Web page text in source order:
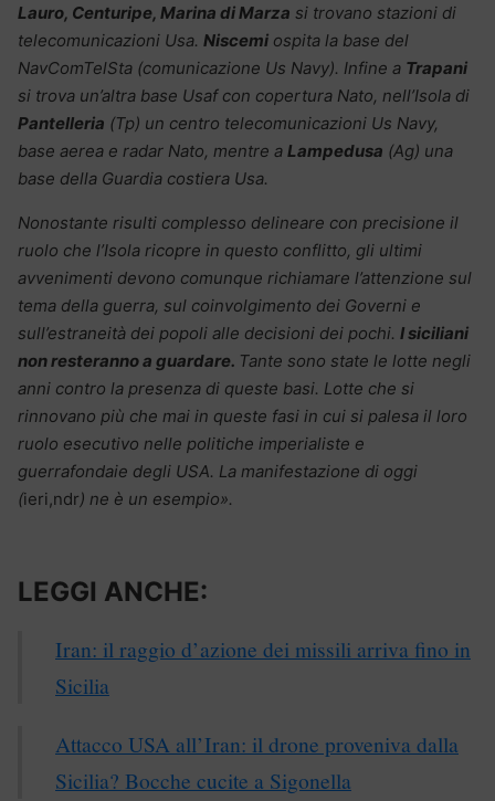
Lauro, Centuripe, Marina di Marza si trovano stazioni di
telecomunicazioni Usa. Niscemi ospita la base del
NavComTelSta (comunicazione Us Navy). Infine a Trapani
si trova un’altra base Usaf con copertura Nato, nell’Isola di
Pantelleria (Tp) un centro telecomunicazioni Us Navy,
base aerea e radar Nato, mentre a Lampedusa (Ag) una
base della Guardia costiera Usa.
Nonostante risulti complesso delineare con precisione il
ruolo che l’Isola​ ricopre in questo conflitto, gli ultimi
avvenimenti devono comunque richiamare l’attenzione sul
tema della guerra, sul coinvolgimento dei Governi e
sull’estraneità dei popoli alle decisioni dei pochi. I siciliani
non resteranno a guardare. Tante sono state le lotte negli
anni contro la presenza di queste basi. Lotte che si
rinnovano più che mai in queste fasi in cui si palesa il loro
ruolo esecutivo nelle politiche imperialiste e
guerrafondaie degli USA. La manifestazione di oggi
(ieri,ndr) ne è un esempio».
LEGGI ANCHE:
Iran: il raggio d’azione dei missili arriva fino in
Sicilia
Attacco USA all’Iran: il drone proveniva dalla
Sicilia? Bocche cucite a Sigonella